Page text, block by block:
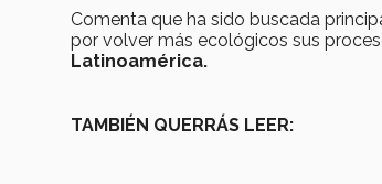
Comenta que ha sido buscada
por volver más ecológicos sus
Latinoamérica.
TAMBIÉN QUERRÁS LEER: